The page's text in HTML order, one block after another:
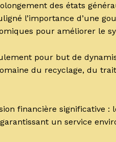
des états
l’importance d’une
pour améliorer le
pour but de
du recyclage, du
financière significative :
un service